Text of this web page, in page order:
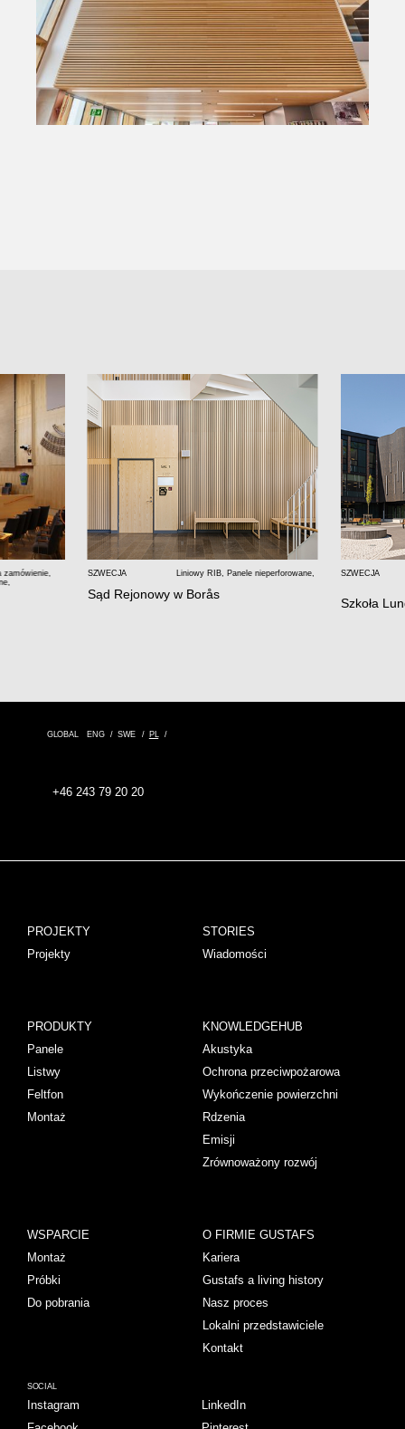
zamówienie,
,
SZWECJA Liniowy RIB, Panele nieperforowane,
Sąd Rejonowy w Borås
SZWECJA
Szkoła
GLOBAL ENG SWE PL
+46 243 79 20 20
PROJEKTY
Projekty
STORIES
Wiadomości
PRODUKTY
Panele
Listwy
Feltfon
Montaż
KNOWLEDGEHUB
Akustyka
Ochrona przeciwpożarowa
Wykończenie powierzchni
Rdzenia
Emisji
Zrównoważony rozwój
WSPARCIE
Montaż
Próbki
Do pobrania
O FIRMIE GUSTAFS
Kariera
Gustafs a living history
Nasz proces
Lokalni przedstawiciele
Kontakt
SOCIAL
Instagram
LinkedIn